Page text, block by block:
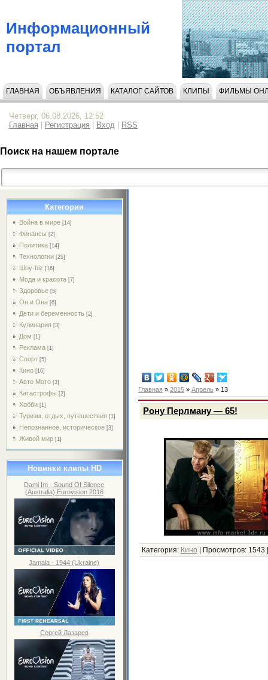
Информационный
портал
ГЛАВНАЯ ОБЪЯВЛЕНИЯ КАТАЛОГ САЙТОВ КЛИПЫ ФИЛЬМЫ
Четверг, 06.08.2026, 12:52
Главная
Регистрация Вход RSS
Поиск на нашем портале
Категории
Война в мире [14]
Финансы [2]
Политика [14]
Технологии [25]
Шоу-biz [16]
Мода и красота [7]
Здоровье [5]
Он и Она [6]
Дети и беременность [2]
Кулинария [3]
Дом [1]
Реклама [1]
Спорт [5]
Кино [16]
Авто Мото [3]
Катастрофы [2]
Хобби [1]
Туризм, отдых, путешествия [1]
Непознанное, историческое [3]
Живой мир [1]
Новинки клипы HD
Dami Im - Sound Of Silence
(Australia) Eurovision 2016
Jamala - 1944 (Ukraine)
Сергей Лазарев
Главная » 2015 » Апрель » 13
Рону Перлману — 65!
Категория: Кино | Просмотров: 1543